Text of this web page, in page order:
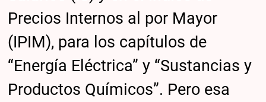
Precios Internos al por Mayor
(IPIM), para los capítulos de
“Energía Eléctrica” y “Sustancias y
Productos Químicos”. Pero esa